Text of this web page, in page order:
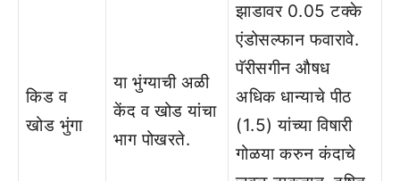
किड व
खोड भुंगा
या भुंग्‍याची अळी
केंद व खोड यांचा
भाग पोखरते.
झाडावर 0.05 टक्‍के
एंडोसल्‍फान फवारावे.
पॅरीसगीन औषध
अधिक धान्‍याचे पीठ
(1.5) यांच्‍या विषारी
गोळया करुन कंदाचे